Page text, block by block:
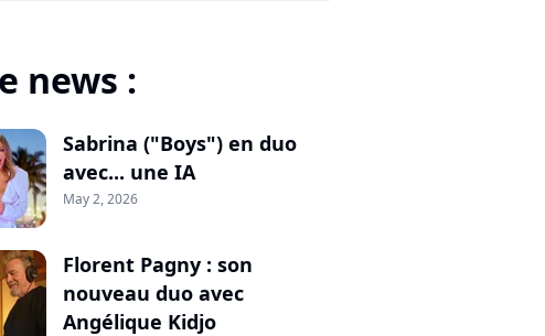
news :
Sabrina ("Boys") en duo
avec... une IA
May 2, 2026
Florent Pagny : son
nouveau duo avec
Angélique Kidjo